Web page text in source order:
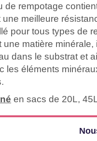
de rempotage
une meilleure
pour tous types de
une matière minérale,
dans le substrat et
les éléments
en sacs de 20L,